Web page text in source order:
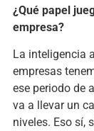
¿Qué papel
empresa?
La inteligencia
empresas
ese periodo de
va a llevar un
niveles. Eso sí,